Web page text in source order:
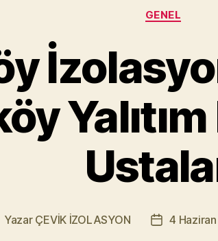
Kategoriler
GENEL
Yazar ÇEVİK İZOLASYON
Yazı
4